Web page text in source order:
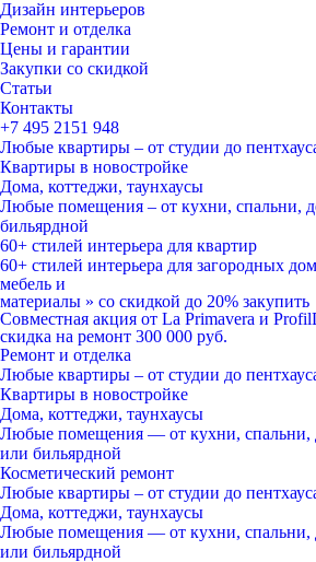
Дизайн интерьеров
Ремонт и отделка
Цены и гарантии
Закупки со скидкой
Статьи
Контакты
+7 495 2151 948
Любые квартиры – от студии до
Квартиры в новостройке
Дома, коттеджи, таунхаусы
Любые помещения – от кухни, спальни,
бильярдной
60+ стилей интерьера для квартир
60+ стилей интерьера для загородных
мебель и
материалы » со скидкой до 20% закупить
Совместная акция от La Primavera и
скидка на ремонт 300 000 руб.
Ремонт и отделка
Любые квартиры – от студии до
Квартиры в новостройке
Дома, коттеджи, таунхаусы
Любые помещения — от кухни, спальни,
или бильярдной
Косметический ремонт
Любые квартиры – от студии до
Дома, коттеджи, таунхаусы
Любые помещения — от кухни, спальни,
или бильярдной